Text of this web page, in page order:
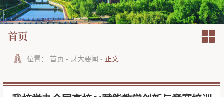
首页
位置： 首页 - 财大要闻 - 正文